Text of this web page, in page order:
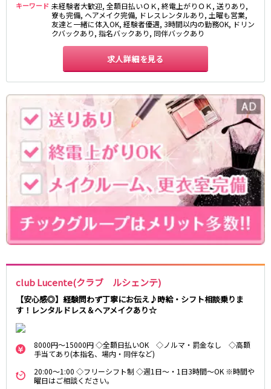
キーワード 未経験者大歓迎, 全額日払いＯＫ, 終電上がりＯＫ, 送りあり,
寮も完備, ヘアメイク完備, ドレスレンタルあり, 土曜も営業,
友達と一緒に体入OK, 経験者優遇, 3時間以内の勤務OK, ドリン
クバックあり, 指名バックあり, 同伴バックあり
求人詳細を見る
club Lucente(クラブ ルシェンテ)
【安心感◎】経験問わず丁寧にお伝え♪時給・シフト相談乗りま
す！レンタルドレス＆ヘアメイクあり☆
8000円～15000円 ◇全額日払いOK ◇ノルマ・罰金なし ◇高額
手当てあり(本指名、場内・同伴など)
20:00～1:00 ◇フリーシフト制 ◇週1日～・1日3時間～OK ※時間や
曜日はご相談ください。
JR横須賀線
横浜駅
大船駅
東戸塚駅
JR埼京線
池袋駅
大宮駅
新宿駅
赤羽駅
恵比寿駅
渋谷駅
川越駅
十条駅
北赤羽駅
板橋駅
西武多摩湖線
国分寺駅 八坂駅
小田急小田原線
新宿駅
町田駅
相模大野駅
下北沢駅
登戸駅
成城学園前駅